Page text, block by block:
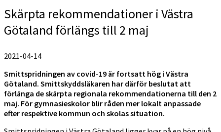
Skärpta rekommendationer i Västra
Götaland förlängs till 2 maj
2021-04-14
Smittspridningen av covid-19 är fortsatt hög i Västra
Götaland. Smittskyddsläkaren har därför beslutat att
förlänga de skärpta regionala rekommendationerna till den 2
maj. För gymnasieskolor blir råden mer lokalt anpassade
efter respektive kommun och skolas situation.